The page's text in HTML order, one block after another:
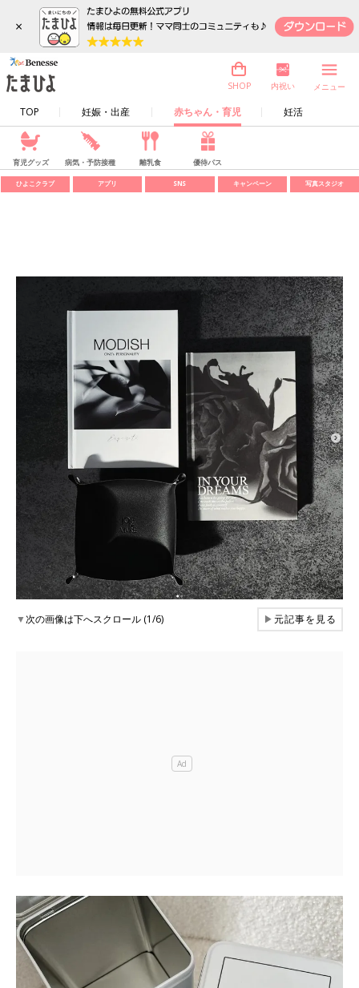
×
TOP 妊娠・出産 赤ちゃん・育児 妊活
SHOP 内祝い メニュー
育児グッズ 病気・予防接種 離乳食 優待パス
ひよこクラブ アプリ SNS キャンペーン 写真スタジオ
▼次の画像は下へスクロール (1/6) ▶元記事を見る